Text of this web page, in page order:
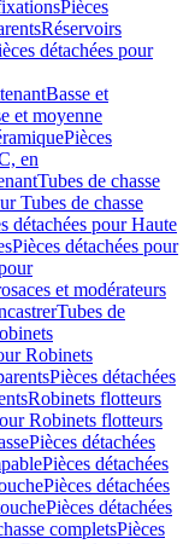
Pièces
Réservoirs
détachées pour
Basse et
et moyenne
Pièces
en
Tubes de chasse
Tubes de chasse
détachées pour Haute
Pièces détachées pour
et modérateurs
Tubes de
Robinets
Pièces détachées
Robinets flotteurs
Robinets flotteurs
Pièces détachées
Pièces détachées
Pièces détachées
Pièces détachées
completsPièces